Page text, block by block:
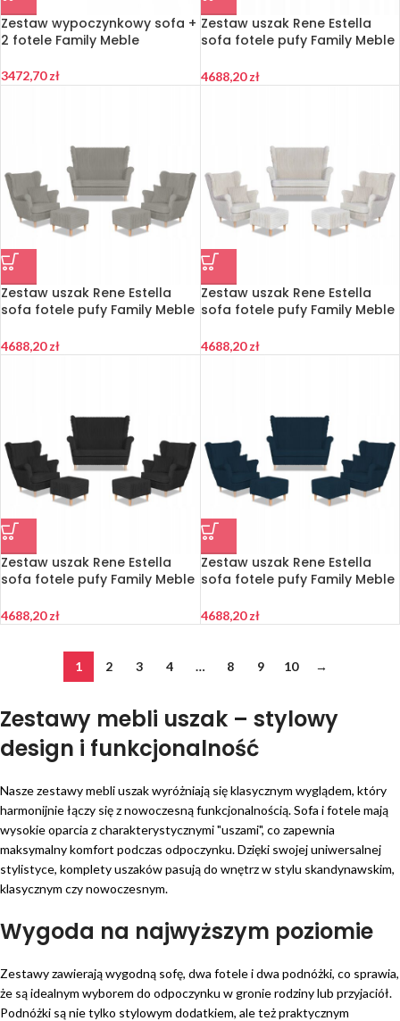
Zestaw wypoczynkowy sofa +
2 fotele Family Meble
3472,70zł
Zestaw uszak Rene Estella
sofa fotele pufy Family Meble
4688,20zł
Zestaw uszak Rene Estella
sofa fotele pufy Family Meble
4688,20zł
Zestaw uszak Rene Estella
sofa fotele pufy Family Meble
4688,20zł
Zestaw uszak Rene Estella
sofa fotele pufy Family Meble
4688,20zł
Zestaw uszak Rene Estella
sofa fotele pufy Family Meble
4688,20zł
1 2 3 4 … 8 9 10 →
Zestawy mebli uszak – stylowy
design i funkcjonalność
Nasze zestawy mebli uszak wyróżniają się klasycznym wyglądem, który
harmonijnie łączy się z nowoczesną funkcjonalnością. Sofa i fotele mają
wysokie oparcia z charakterystycznymi "uszami", co zapewnia
maksymalny komfort podczas odpoczynku. Dzięki swojej uniwersalnej
stylistyce, komplety uszaków pasują do wnętrz w stylu skandynawskim,
klasycznym czy nowoczesnym.
Wygoda na najwyższym poziomie
Zestawy zawierają wygodną sofę, dwa fotele i dwa podnóżki, co sprawia,
że są idealnym wyborem do odpoczynku w gronie rodziny lub przyjaciół.
Podnóżki są nie tylko stylowym dodatkiem, ale też praktycznym